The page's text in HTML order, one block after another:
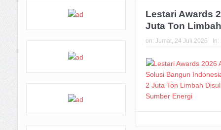
Lestari Awards
Juta Ton
on:Jumat, 24 Juli 2026 In: